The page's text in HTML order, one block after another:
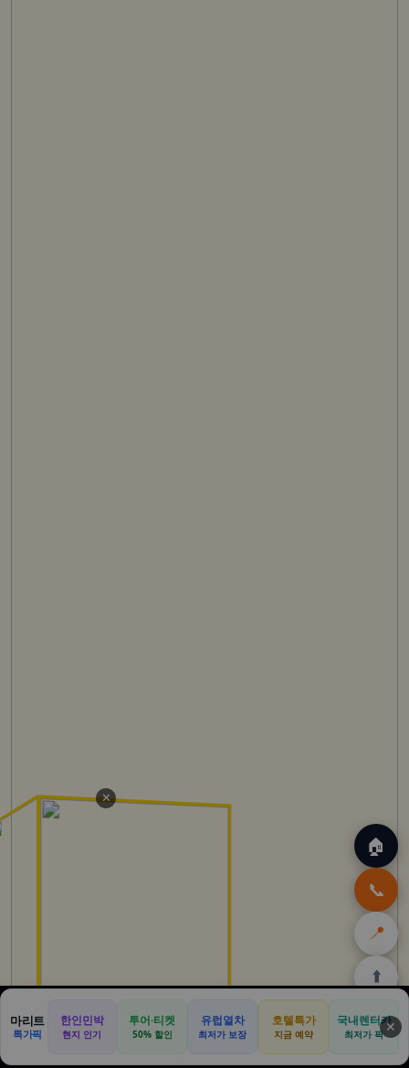
🏠
📞
📍
⬆️
🏠
홈
🛡️
여행
🛒
테무
쿠폰
🎁
아마존
할인
✕
마리트
특가픽
한인민박
현지 인기
투어·티켓
50% 할인
유럽열차
최저가 보장
호텔특가
지금 예약
국내렌터카
최저가 픽 ✕